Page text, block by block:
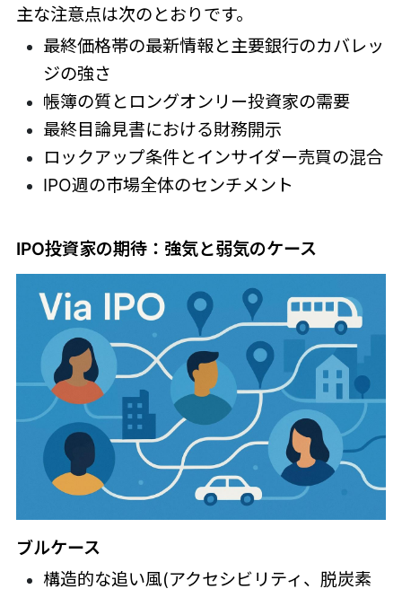
主な注意点は次のとおりです。
最終価格帯の最新情報と主要銀行のカバレッ
ジの強さ
帳簿の質とロングオンリー投資家の需要
最終目論見書における財務開示
ロックアップ条件とインサイダー売買の混合
IPO週の市場全体のセンチメント
IPO投資家の期待：強気と弱気のケース
ブルケース
構造的な追い風(アクセシビリティ、脱炭素